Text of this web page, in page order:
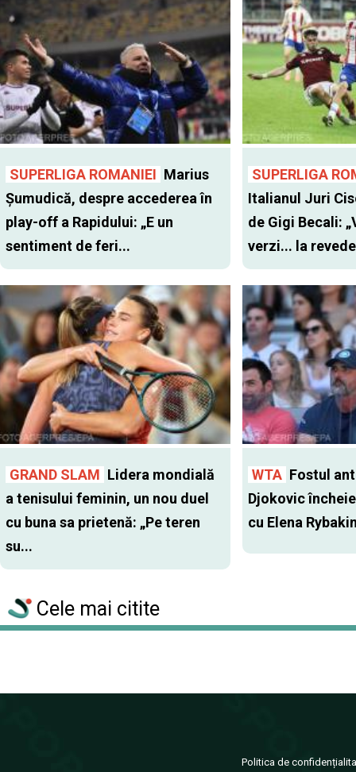
SUPERLIGA ROMANIEI Marius
Șumudică, despre accederea în
play-off a Rapidului: „E un
sentiment de feri...
SUPERLIGA
Italianul Juri
de Gigi Becali:
verzi... la
GRAND SLAM Lidera mondială
a tenisului feminin, un nou duel
cu buna sa prietenă: „Pe teren
su...
WTA Fostul
Djokovic
cu Elena
Cele mai citite
Politica de